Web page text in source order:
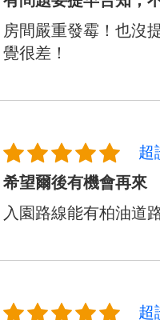
房間嚴重發霉！也沒
覺很差！
超
希望爾後有機會再來
入園路線能有柏油道
超